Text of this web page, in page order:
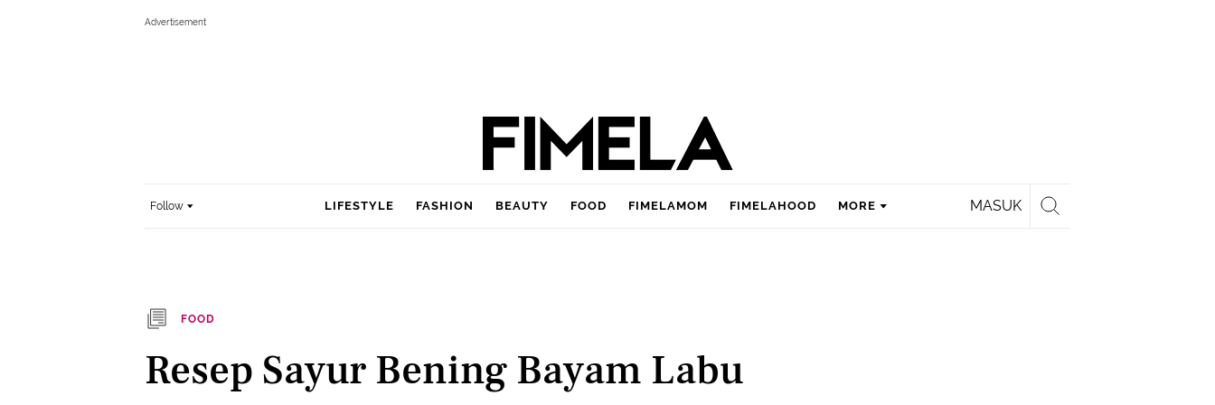
Follow MASUK
LIFESTYLE FASHION BEAUTY FOOD FIMELAMOM FIMELAHOOD MORE
FOOD
Resep Sayur Bening Bayam Labu